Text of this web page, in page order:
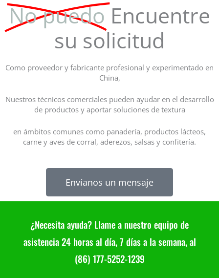
No puedo Encuentre
su solicitud
Como proveedor y fabricante profesional y experimentado en
China,
Nuestros técnicos comerciales pueden ayudar en el desarrollo
de productos y aportar soluciones de textura
en ámbitos comunes como panadería, productos lácteos,
carne y aves de corral, aderezos, salsas y confitería.
Envíanos un mensaje
¿Necesita ayuda? Llame a nuestro equipo de
asistencia 24 horas al día, 7 días a la semana, al
(86) 177-5252-1239